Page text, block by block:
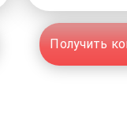
Получить